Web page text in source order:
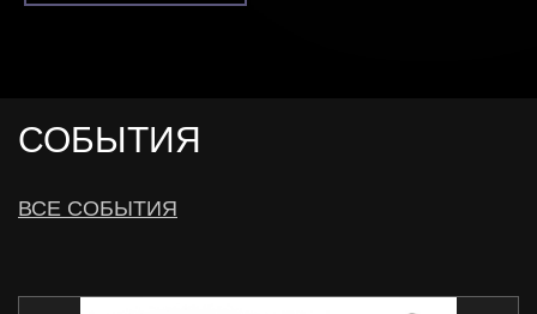
СОБЫТИЯ
ВСЕ СОБЫТИЯ